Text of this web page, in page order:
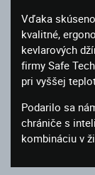
Vďaka
kvalitné,
kevlarových
firmy Safe
pri vyššej
Podarilo sa
chrániče s
kombináciu v